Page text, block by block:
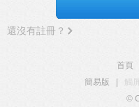
還沒有註冊？
首頁
簡易版
觸
©